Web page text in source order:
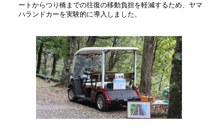
ートからつり橋までの往復の移動負担を軽減するため、ヤマ
ハランドカーを実験的に導入しました。